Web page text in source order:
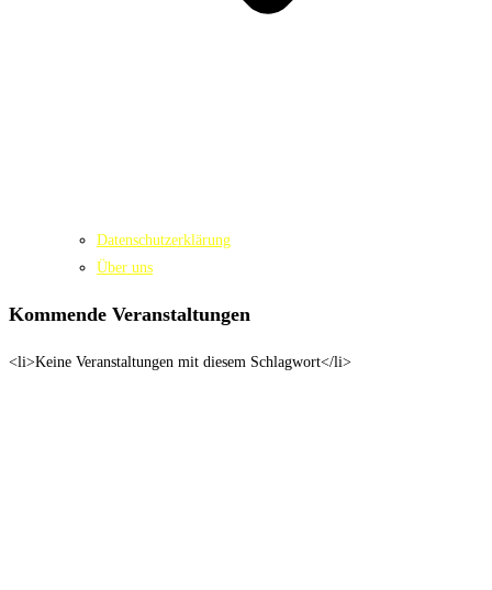
Datenschutzerklärung
Über uns
Kommende Veranstaltungen
<li>Keine Veranstaltungen mit diesem Schlagwort</li>